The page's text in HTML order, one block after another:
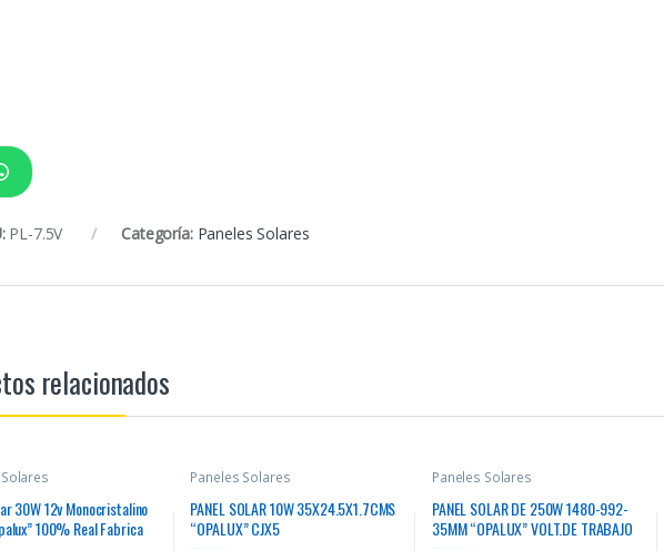
PL-7.5V Categoría: Paneles Solares
relacionados
30W 12v Monocristalino
100% Real Fabrica
Paneles Solares
PANEL SOLAR 10W 35X24.5X1.7CMS
“OPALUX” CJX5
Paneles Solares
PANEL SOLAR DE 250W 1480-992-
35MM “OPALUX” VOLT.DE TRABAJO